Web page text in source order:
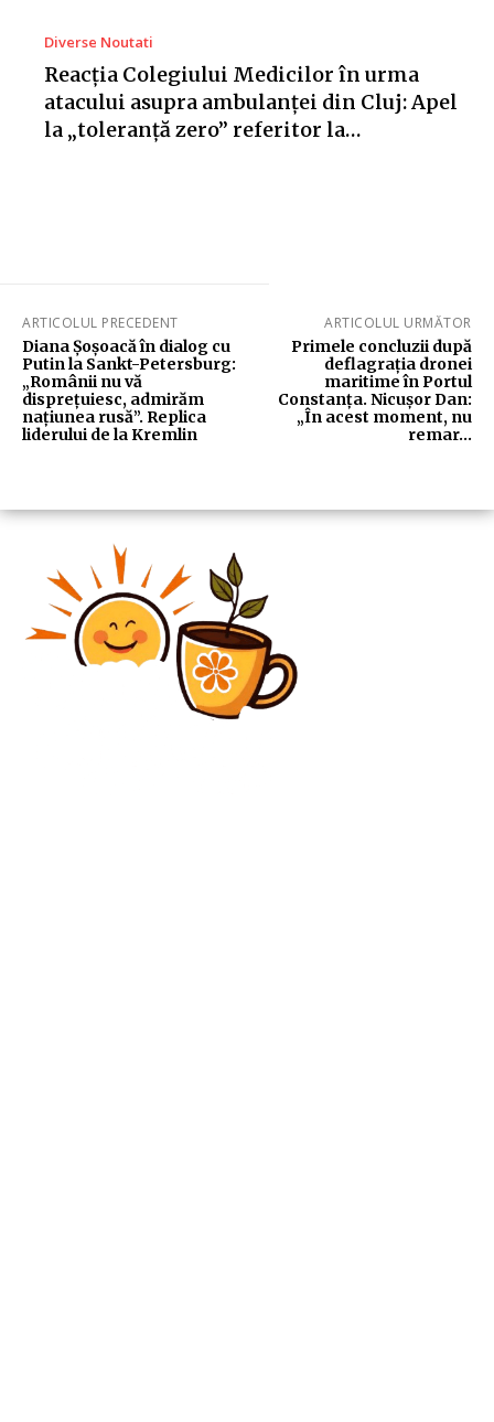
Diverse Noutati
Reacția Colegiului Medicilor în urma
atacului asupra ambulanței din Cluj: Apel
la „toleranță zero” referitor la…
ARTICOLUL PRECEDENT
Diana Șoșoacă în dialog cu
Putin la Sankt-Petersburg:
„Românii nu vă
disprețuiesc, admirăm
națiunea rusă”. Replica
liderului de la Kremlin
ARTICOLUL URMĂTOR
Primele concluzii după
deflagrația dronei
maritime în Portul
Constanța. Nicușor Dan:
„În acest moment, nu
remar…